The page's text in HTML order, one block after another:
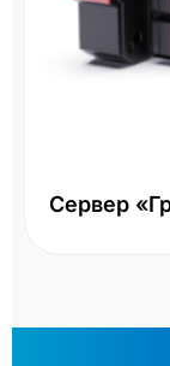
Сервер